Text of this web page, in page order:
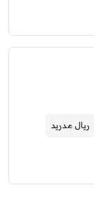
ريال مدريد